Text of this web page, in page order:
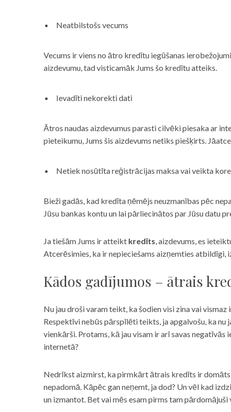
Neatbilstošs vecums
Vecums ir viens no ātro kredītu iegūšanas
aizdevumu, tad visticamāk Jums šo kredītu atteiks.
Ievadīti nekorekti dati
Ātros naudas aizdevumus parasti cilvēki piesaka ar
pieteikumu, Jums šis aizdevums netiks piešķirts.
Netiek nosūtīta reģistrācijas maksa vai veikta
Bieži gadās, kad kredīta ņēmējs neuzmanības pēc
Jūsu bankas kontu un lai pārliecinātos par Jūsu datu
Ja tiešām Jums ir atteikt kredīts, aizdevums, es
Atcerēsimies, ka ir nepieciešams aizņemties atbildīgi,
Kādos gadījumos – ātrais
Nu jau droši varam teikt, ka šodien visi zina vai
Respektīvi nebūs pārspīlēti teikts, ja apgalvošu, ka nu
vienkārši. Protams, kā jau visam ir arī savas
internetā?
Nedrīkst aizmirst, ka pirmkārt ātrais kredīts ir
nepadomā. Kāpēc gan neņemt, ja dod? Un vēl kad
un izmantot. Bet vai mēs esam pirms tam